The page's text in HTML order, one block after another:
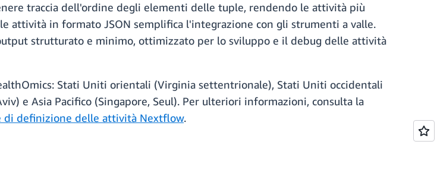
traccia dell'ordine degli elementi delle tuple, rendendo le attività più
attività in formato JSON semplifica l'integrazione con gli strumenti a valle.
strutturato e minimo, ottimizzato per lo sviluppo e il debug delle attività
Stati Uniti orientali (Virginia settentrionale), Stati Uniti occidentali
e Asia Pacifico (Singapore, Seul). Per ulteriori informazioni, consulta la
di definizione delle attività Nextflow.